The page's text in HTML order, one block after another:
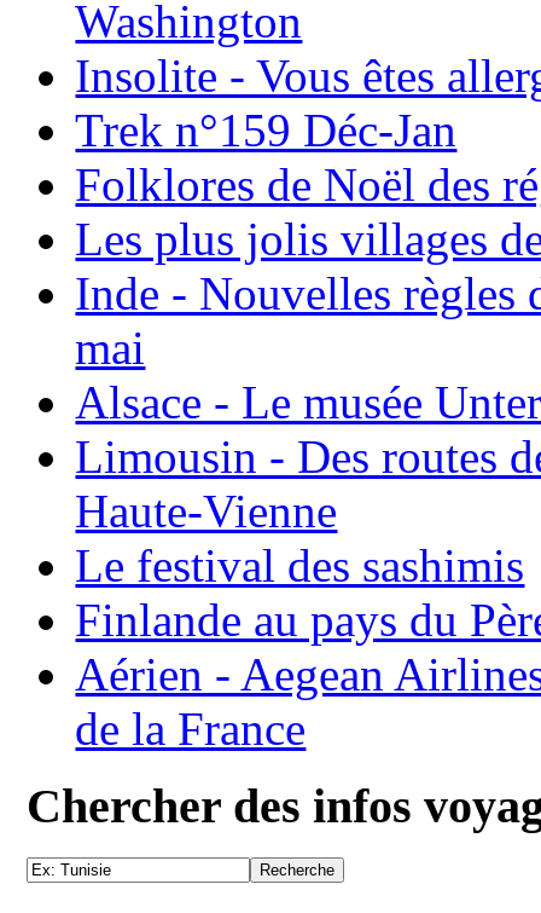
Washington
Insolite - Vous êtes
Trek n°159 Déc-Jan
Folklores de Noël des
Les plus jolis villages
Inde - Nouvelles règles
mai
Alsace - Le musée
Limousin - Des routes
Haute-Vienne
Le festival des sashimis
Finlande au pays du
Aérien - Aegean
de la France
Chercher des infos